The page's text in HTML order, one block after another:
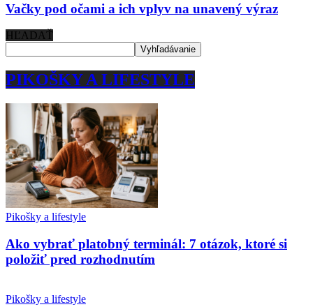
Vačky pod očami a ich vplyv na unavený výraz
HĽADAŤ
PIKOŠKY A LIFESTYLE
Pikošky a lifestyle
Ako vybrať platobný terminál: 7 otázok, ktoré si
položiť pred rozhodnutím
Pikošky a lifestyle